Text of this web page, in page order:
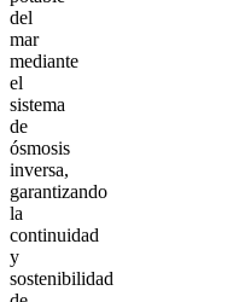
del
mar
mediante
el
sistema
de
ósmosis
inversa,
garantizando
la
continuidad
y
sostenibilidad